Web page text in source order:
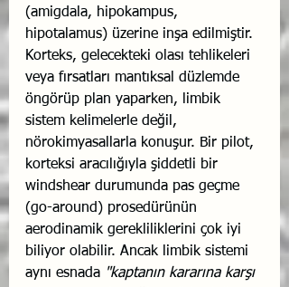
(amigdala, hipokampus,
hipotalamus) üzerine inşa edilmiştir.
Korteks, gelecekteki olası tehlikeleri
veya fırsatları mantıksal düzlemde
öngörüp plan yaparken, limbik
sistem kelimelerle değil,
nörokimyasallarla konuşur. Bir pilot,
korteksi aracılığıyla şiddetli bir
windshear durumunda pas geçme
(go-around) prosedürünün
aerodinamik gerekliliklerini çok iyi
biliyor olabilir. Ancak limbik sistemi
aynı esnada "kaptanın kararına karşı